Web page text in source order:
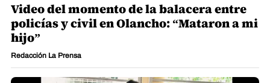
Video del momento de la balacera entre
policías y civil en Olancho: “Mataron a mi
hijo”
Redacción La Prensa